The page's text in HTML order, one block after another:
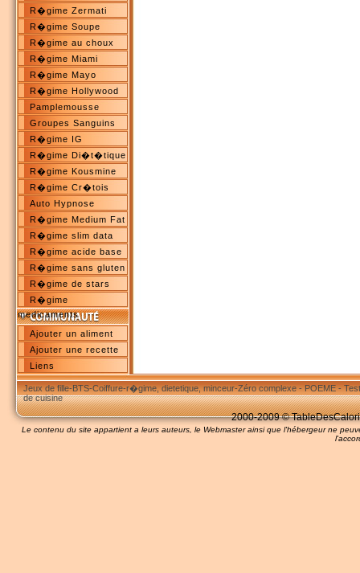
R�gime Zermati
R�gime Soupe
R�gime au choux
R�gime Miami
R�gime Mayo
R�gime Hollywood
Pamplemousse
Groupes Sanguins
R�gime IG
R�gime Di�t�tique
R�gime Kousmine
R�gime Cr�tois
Auto Hypnose
R�gime Medium Fat
R�gime slim data
R�gime acide base
R�gime sans gluten
R�gime de stars
R�gime
medicaments
Ajouter un aliment
Ajouter une recette
Liens
Jeux de fille-BTS-Coiffure-r�gime, dietetique, minceur-Zéro complexe-POEME-
de cuisine
2000-2009 ©
Le contenu du site appartient a leurs auteurs, le Webmaster ainsi que l'hébergeur ne